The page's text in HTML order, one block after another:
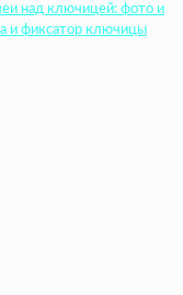
над ключицей: фото и
и фиксатор ключицы